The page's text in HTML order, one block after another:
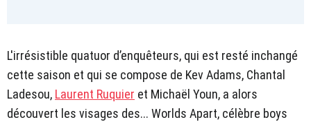
L'irrésistible quatuor d’enquêteurs, qui est resté inchangé
cette saison et qui se compose de Kev Adams, Chantal
Ladesou, Laurent Ruquier et Michaël Youn, a alors
découvert les visages des... Worlds Apart, célèbre boys